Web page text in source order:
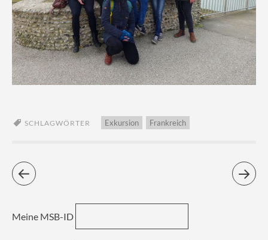
SCHLAGWÖRTER Exkursion Frankreich
Meine MSB-ID